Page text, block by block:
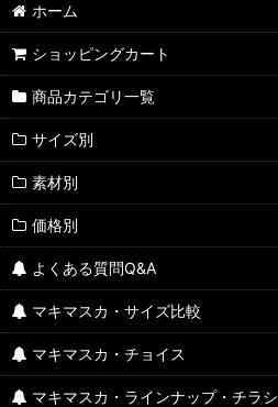
ホーム
ショッピングカート
商品カテゴリ一覧
サイズ別
素材別
価格別
よくある質問Q&A
マキマスカ・サイズ比較
マキマスカ・チョイス
マキマスカ・ラインナップ・チラシ